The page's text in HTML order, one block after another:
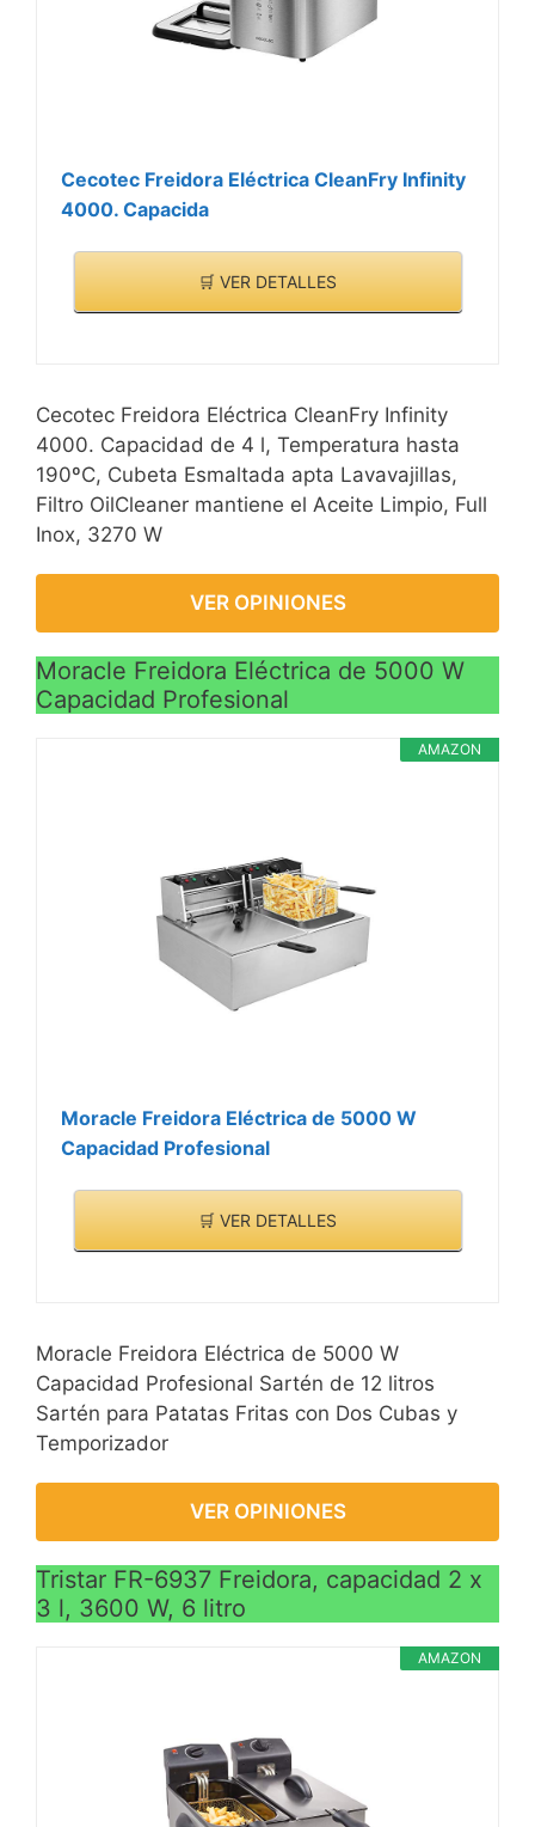
Cecotec Freidora Eléctrica CleanFry Infinity
4000. Capacida
🛒 VER DETALLES
Cecotec Freidora Eléctrica CleanFry Infinity
4000. Capacidad de 4 l, Temperatura hasta
190ºC, Cubeta Esmaltada apta Lavavajillas,
Filtro OilCleaner mantiene el Aceite Limpio, Full
Inox, 3270 W
VER OPINIONES
Moracle Freidora Eléctrica de 5000 W
Capacidad Profesional
AMAZON
Moracle Freidora Eléctrica de 5000 W
Capacidad Profesional
🛒 VER DETALLES
Moracle Freidora Eléctrica de 5000 W
Capacidad Profesional Sartén de 12 litros
Sartén para Patatas Fritas con Dos Cubas y
Temporizador
VER OPINIONES
Tristar FR-6937 Freidora, capacidad 2 x
3 l, 3600 W, 6 litro
AMAZON